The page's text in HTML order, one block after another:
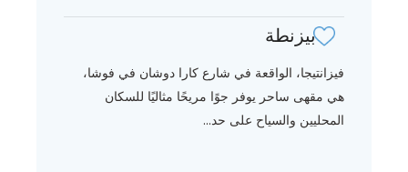
بيزنطة
فيزانتيجا، الواقعة في شارع كارا دوشان في فوشا،
هي مقهى ساحر يوفر جوًا مريحًا مثاليًا للسكان
المحليين والسياح على حد...